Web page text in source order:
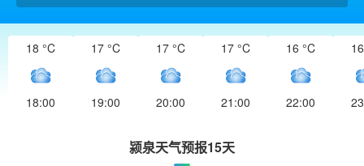
18 °C
18:00
17 °C
19:00
17 °C
20:00
17 °C
21:00
16 °C
22:00
颍泉天气预报15天